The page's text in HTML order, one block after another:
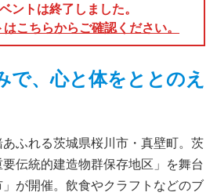
ントは終了しました。
こちらからご確認ください。
で、心と体をととのえ
ふれる茨城県桜川市・真壁町。茨
伝統的建造物群保存地区」を舞台
が開催。飲食やクラフトなどのブ